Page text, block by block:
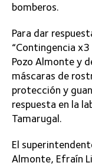
bomberos.
Para dar
“Contingencia
Pozo Almonte y
máscaras de
protección y
respuesta en la
Tamarugal.
El
Almonte, Efraín